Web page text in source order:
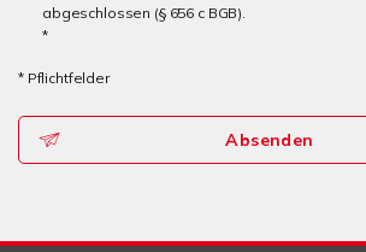
abgeschlossen (§ 656 c BGB).
*
* Pflichtfelder
Absenden